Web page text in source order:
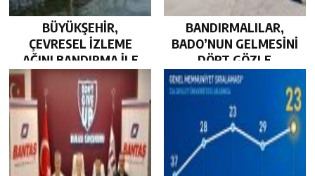
BÜYÜKŞEHİR,
ÇEVRESEL İZLEME
AĞINI BANDIRMA İLE
GÜÇLENDİRDİ…
BANDIRMALILAR,
BADO’NUN GELMESİNİ
DÖRT GÖZLE
BEKLİYOR…